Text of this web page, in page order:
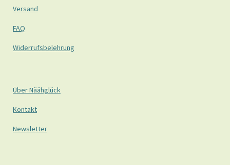
Versand
FAQ
Widerrufsbelehrung
Über Näähglück
Kontakt
Newsletter